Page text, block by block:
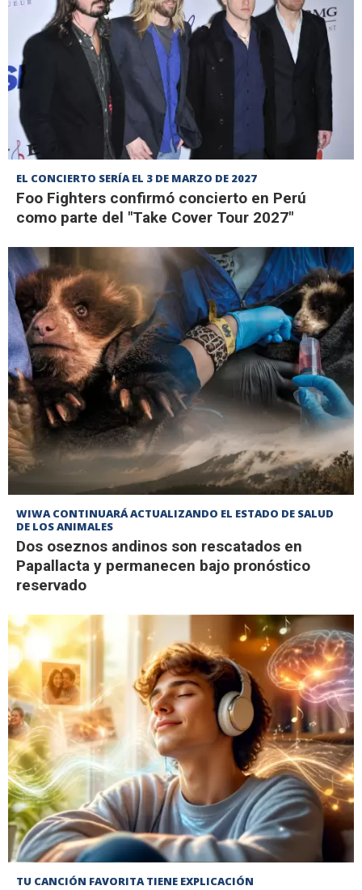
EL CONCIERTO SERÍA EL 3 DE MARZO DE 2027
Foo Fighters confirmó concierto en Perú
como parte del "Take Cover Tour 2027"
WIWA CONTINUARÁ ACTUALIZANDO EL ESTADO DE SALUD
DE LOS ANIMALES
Dos oseznos andinos son rescatados en
Papallacta y permanecen bajo pronóstico
reservado
TU CANCIÓN FAVORITA TIENE EXPLICACIÓN